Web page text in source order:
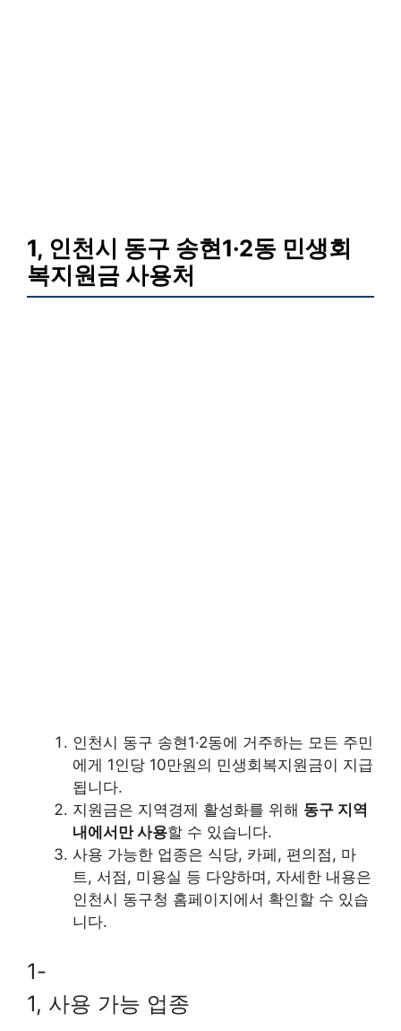
1, 인천시 동구 송현1·2동 민생회
복지원금 사용처
인천시 동구 송현1·2동에 거주하는 모든 주민
에게 1인당 10만원의 민생회복지원금이 지급
됩니다.
지원금은 지역경제 활성화를 위해 동구 지역
내에서만 사용할 수 있습니다.
사용 가능한 업종은 식당, 카페, 편의점, 마
트, 서점, 미용실 등 다양하며, 자세한 내용은
인천시 동구청 홈페이지에서 확인할 수 있습
니다.
1-
1, 사용 가능 업종